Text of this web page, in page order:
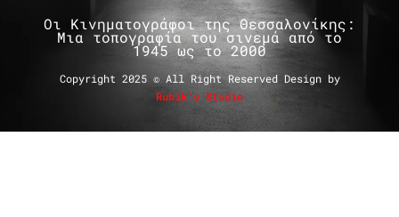
Οι Κινηματογράφοι της Θεσσαλονίκης:
Μια τοπογραφία του σινεμά από το
1945 ως το 2000
Copyright 2025 © All Right Reserved Design by
Rubik's Studio